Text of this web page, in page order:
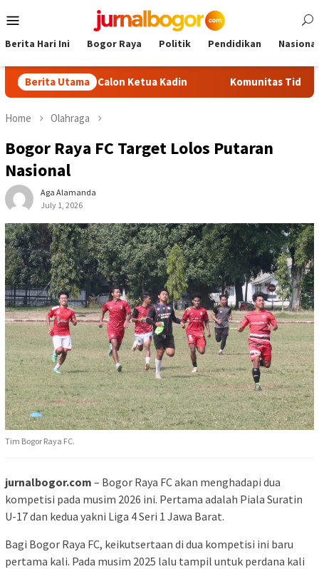
to
Menu
Berita Hari Ini Bogor Raya Politik Pendidikan Nasional
Berita Utama
Jadi Calon Ketua Kadin Komunitas TiduRUN Jajal
Home Olahraga
Bogor Raya FC Target Lolos Putaran
Nasional
Aga Alamanda
July 1, 2026
Tim Bogor Raya FC.
jurnalbogor.com – Bogor Raya FC akan menghadapi dua
kompetisi pada musim 2026 ini. Pertama adalah Piala Suratin
U-17 dan kedua yakni Liga 4 Seri 1 Jawa Barat.
Bagi Bogor Raya FC, keikutsertaan di dua kompetisi ini baru
pertama kali. Pada musim 2025 lalu tampil untuk perdana kali